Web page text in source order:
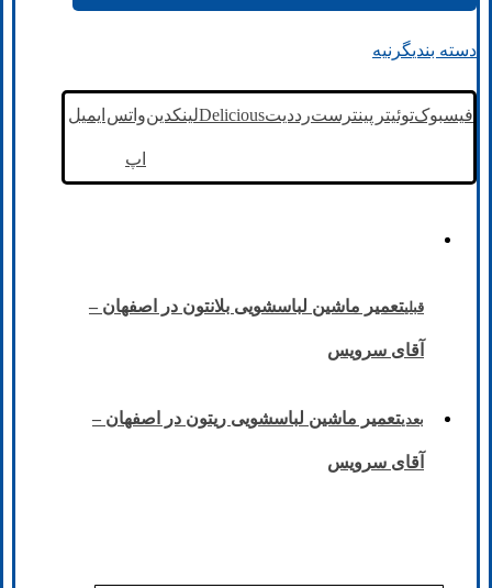
دسته بندیگرنیه
فیسبوکتوئیتر پینترسترددیتDeliciousلینکدینواتس
اپ
ایمیل
قبلیتعمیر ماشین لباسشویی بلانتون در اصفهان –
آقای سرویس
بعدیتعمیر ماشین لباسشویی ریتون در اصفهان –
آقای سرویس